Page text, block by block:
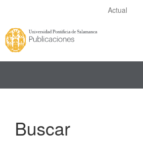
principal
Barra
lateral
Actual
Buscar